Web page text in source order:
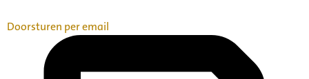
Doorsturen per email